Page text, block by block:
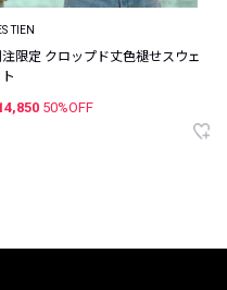
TIEN
注限定 クロップド丈色褪せスウェ
50%OFF